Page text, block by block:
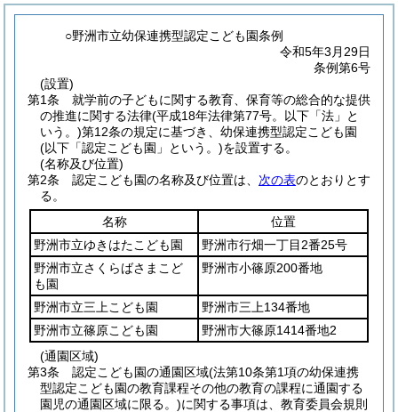
○野洲市立幼保連携型認定こども園条例
令和5年3月29日
条例第6号
(設置)
第1条
就学前の子どもに関する教育、保育等の総合的な提供
の推進に関する法律(平成18年法律第77号。以下「法」と
いう。)第12条の規定に基づき、幼保連携型認定こども園
(以下「認定こども園」という。)を設置する。
(名称及び位置)
第2条
認定こども園の名称及び位置は、 次の表のとおりとす
る。
名称
位置
野洲市立ゆきはたこども園
野洲市行畑一丁目2番25号
野洲市立さくらばさまこど
も園
野洲市小篠原200番地
野洲市立三上こども園
野洲市三上134番地
野洲市立篠原こども園
野洲市大篠原1414番地2
(通園区域)
第3条
認定こども園の通園区域(法第10条第1項の幼保連携
型認定こども園の教育課程その他の教育の課程に通園する
園児の通園区域に限る。)に関する事項は、教育委員会規則